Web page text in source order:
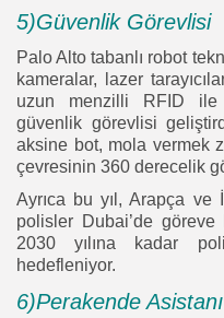
5)Güvenlik Görevlisi
Palo Alto tabanlı robot
kameralar, lazer
uzun menzilli RFID ile
güvenlik görevlisi
aksine bot, mola vermek
çevresinin 360 derecelik
Ayrıca bu yıl, Arapça
polisler Dubai’de göreve
2030 yılına kadar
hedefleniyor.
6)Perakende Asistanı